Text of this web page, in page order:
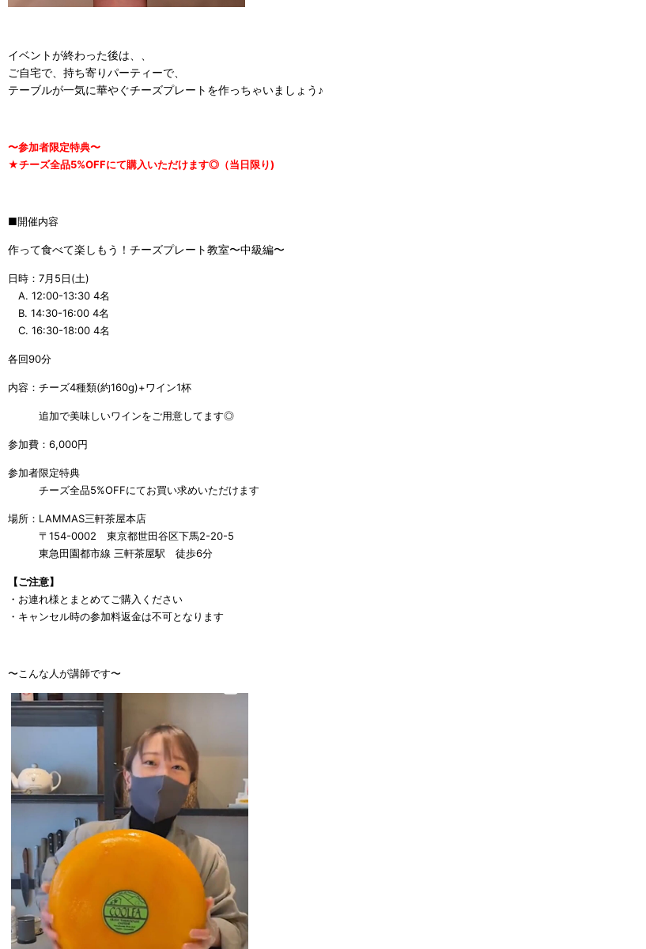
イベントが終わった後は、、
ご自宅で、持ち寄りパーティーで、
テーブルが一気に華やぐチーズプレートを作っちゃいましょう♪
〜参加者限定特典〜
★チーズ全品5%OFFにて購入いただけます◎（当日限り)
■開催内容
作って食べて楽しもう！チーズプレート教室〜中級編〜
日時：7月5日(土)
A. 12:00-13:30 4名
B. 14:30-16:00 4名
C. 16:30-18:00 4名
各回90分
内容：チーズ4種類(約160g)+ワイン1杯
追加で美味しいワインをご用意してます◎
参加費：6,000円
参加者限定特典
チーズ全品5%OFFにてお買い求めいただけます
場所：LAMMAS三軒茶屋本店
〒154-0002 東京都世田谷区下馬2-20-5
東急田園都市線 三軒茶屋駅 徒歩6分
【ご注意】
・お連れ様とまとめてご購入ください
・キャンセル時の参加料返金は不可となります
〜こんな人が講師です〜